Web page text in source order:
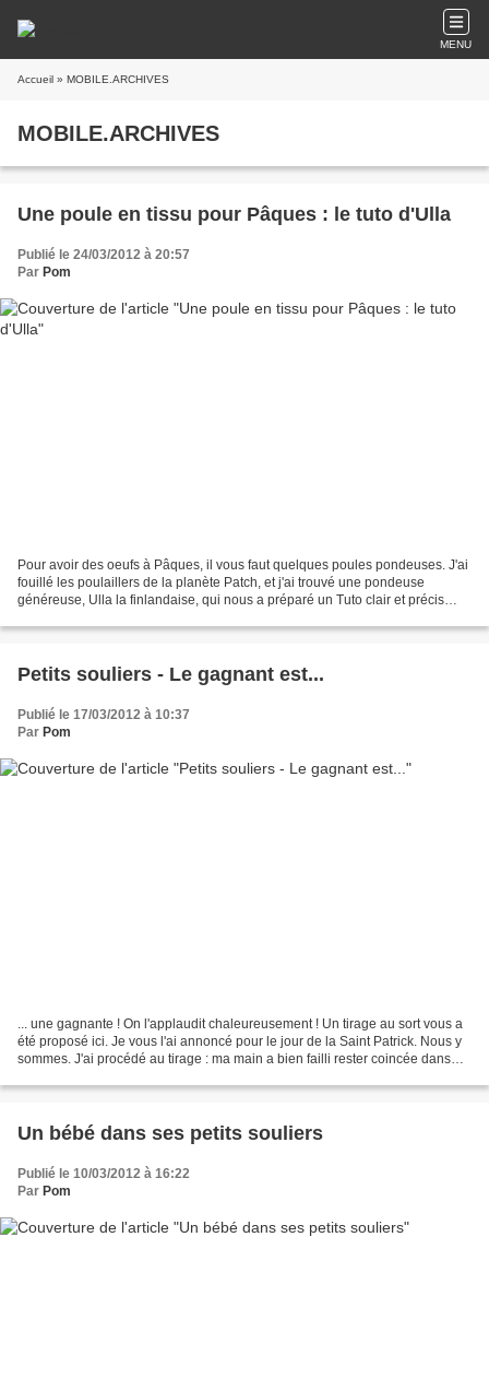
MENU
Accueil » MOBILE.ARCHIVES
MOBILE.ARCHIVES
Une poule en tissu pour Pâques : le tuto d'Ulla
Publié le 24/03/2012 à 20:57
Par Pom
Pour avoir des oeufs à Pâques, il vous faut quelques poules pondeuses. J'ai
fouillé les poulaillers de la planète Patch, et j'ai trouvé une pondeuse
généreuse, Ulla la finlandaise, qui nous a préparé un Tuto clair et précis
Petits souliers - Le gagnant est...
Publié le 17/03/2012 à 10:37
Par Pom
... une gagnante ! On l'applaudit chaleureusement ! Un tirage au sort vous a
été proposé ici. Je vous l'ai annoncé pour le jour de la Saint Patrick. Nous y
sommes. J'ai procédé au tirage : ma main a bien failli rester coincée dans
Un bébé dans ses petits souliers
Publié le 10/03/2012 à 16:22
Par Pom